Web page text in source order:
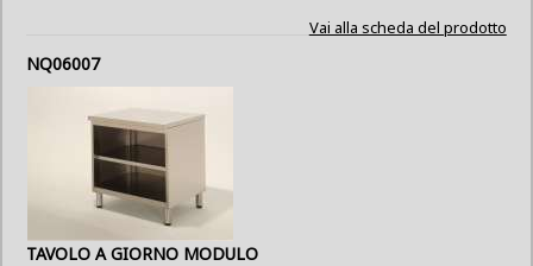
Vai alla scheda del prodotto
NQ06007
TAVOLO A GIORNO MODULO